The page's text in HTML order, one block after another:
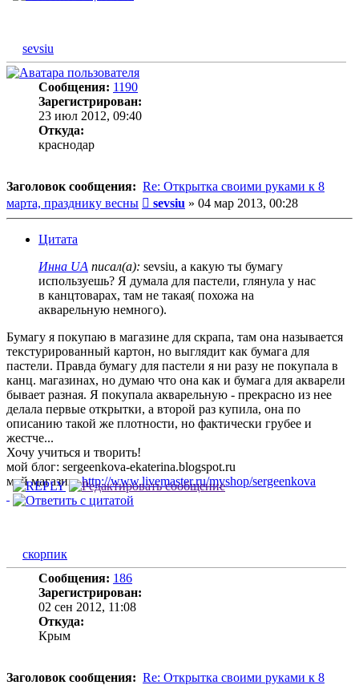
sevsiu
Сообщения: 1190
Зарегистрирован:
23 июл 2012, 09:40
Откуда:
краснодар
Заголовок сообщения: Re: Открытка своими руками к 8
марта, празднику весны
Сообщение
sevsiu » 04 мар 2013, 00:28
Цитата
Инна UA писал(а): sevsiu, а какую ты бумагу
используешь? Я думала для пастели, глянула у нас
в канцтоварах, там не такая( похожа на
акварельную немного).
Бумагу я покупаю в магазине для скрапа, там она называется
текстурированный картон, но выглядит как бумага для
пастели. Правда бумагу для пастели я ни разу не покупала в
канц. магазинах, но думаю что она как и бумага для акварели
бывает разная. Я покупала акварельную - прекрасно из нее
делала первые открытки, а второй раз купила, она по
описанию такой же плотности, но фактически грубее и
жестче...
Хочу учиться и творить!
мой блог: sergeenkova-ekaterina.blogspot.ru
мой магазин:http://www.livemaster.ru/myshop/sergeenkova
скорпик
Сообщения: 186
Зарегистрирован:
02 сен 2012, 11:08
Откуда:
Крым
Заголовок сообщения: Re: Открытка своими руками к 8